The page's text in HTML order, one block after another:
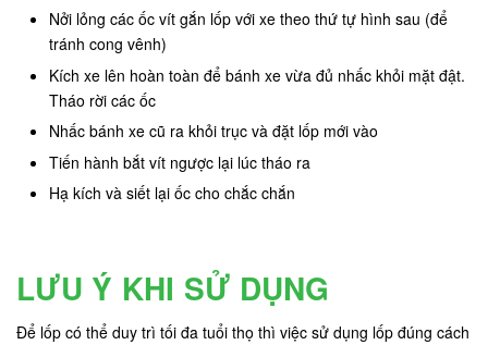
Nởi lỏng các ốc vít gắn lốp với xe theo thứ tự hình sau (để
tránh cong vênh)
Kích xe lên hoàn toàn để bánh xe vừa đủ nhấc khỏi mặt đật.
Tháo rời các ốc
Nhấc bánh xe cũ ra khỏi trục và đặt lốp mới vào
Tiến hành bắt vít ngược lại lúc tháo ra
Hạ kích và siết lại ốc cho chắc chắn
LƯU Ý KHI SỬ DỤNG
Để lốp có thể duy trì tối đa tuổi thọ thì việc sử dụng lốp đúng cách